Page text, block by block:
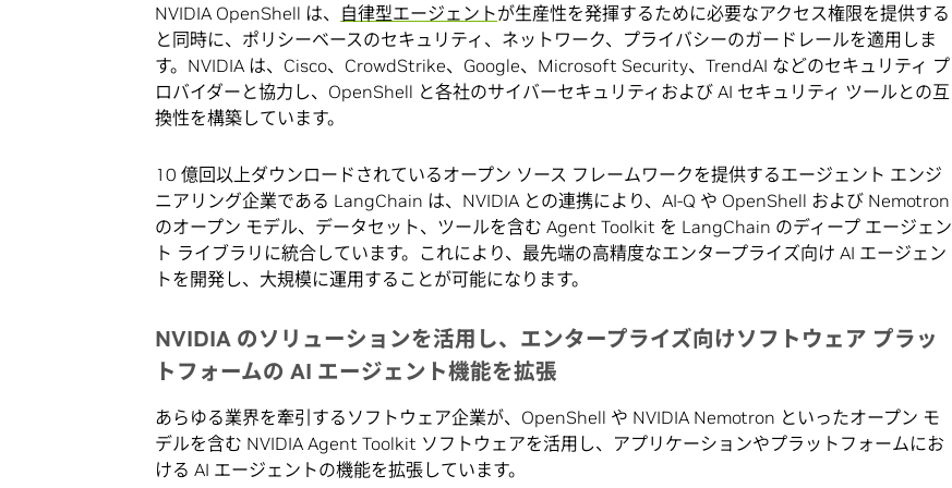
NVIDIA OpenShell は、 自律型エージェントが生産性を発揮するために必要なアクセス権限を提供する
と同時に、ポリシーベースのセキュリティ、ネットワーク、プライバシーのガードレールを適用しま
す。NVIDIA は、Cisco、CrowdStrike、Google、Microsoft Security、TrendAI などのセキュリティ プ
ロバイダーと協力し、OpenShell と各社のサイバーセキュリティおよび AI セキュリティ ツールとの互
換性を構築しています。
10 億回以上ダウンロードされているオープン ソース フレームワークを提供するエージェント エンジ
ニアリング企業である LangChain は、NVIDIA との連携により、AI-Q や OpenShell および Nemotron
のオープン モデル、データセット、ツールを含む Agent Toolkit を LangChain のディープ エージェン
ト ライブラリに統合しています。これにより、最先端の高精度なエンタープライズ向け AI エージェン
トを開発し、大規模に運用することが可能になります。
NVIDIA のソリューションを活用し、エンタープライズ向けソフトウェア プラッ
トフォームの AI エージェント機能を拡張
あらゆる業界を牽引するソフトウェア企業が、OpenShell や NVIDIA Nemotron といったオープン モ
デルを含む NVIDIA Agent Toolkit ソフトウェアを活用し、アプリケーションやプラットフォームにお
ける AI エージェントの機能を拡張しています。